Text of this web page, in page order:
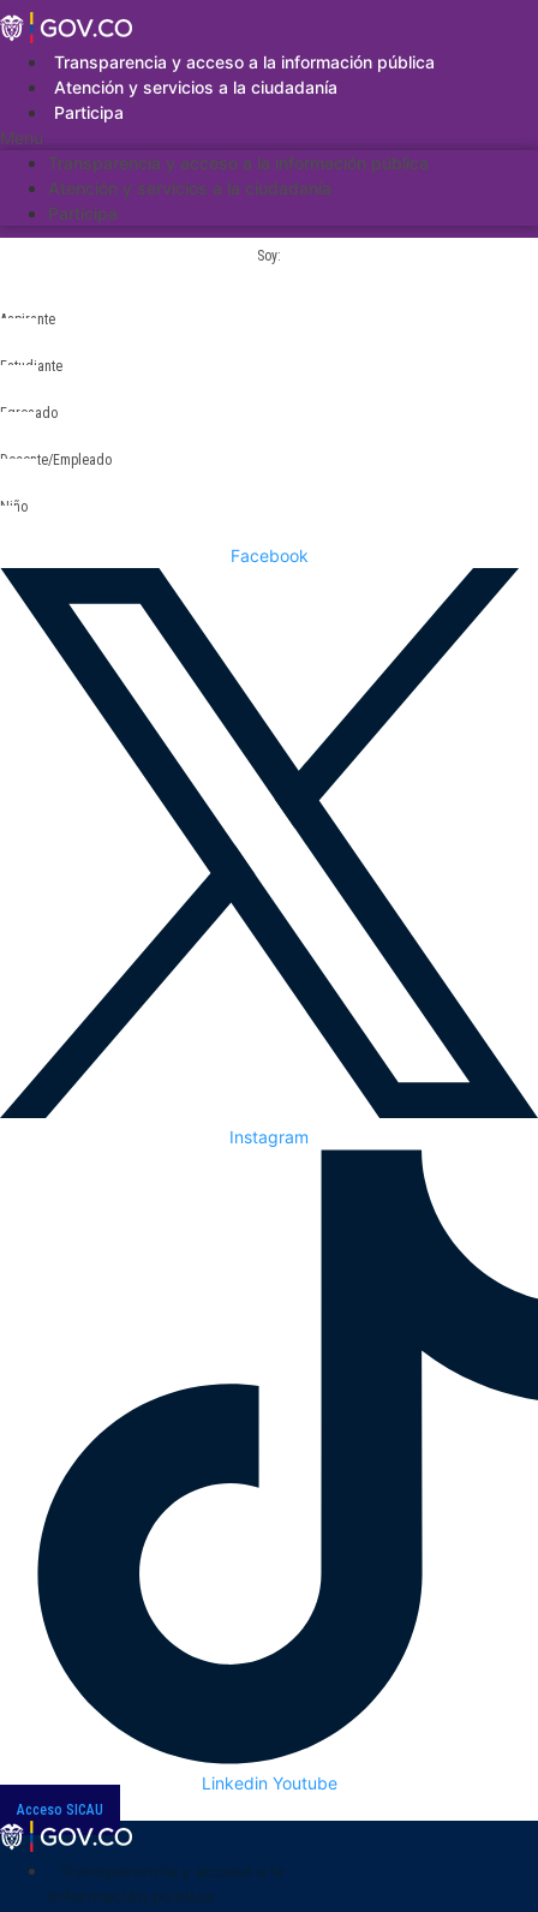
Saltar
al
contenidoTransparencia y acceso a la información pública
Atención y servicios a la ciudadanía
Participa
Menu
Transparencia y acceso a la información pública
Atención y servicios a la ciudadanía
Participa
Soy:
Aspirante
Estudiante
Egresado
Docente/Empleado
Niño
Facebook
Instagram
Linkedin Youtube
Acceso SICAU